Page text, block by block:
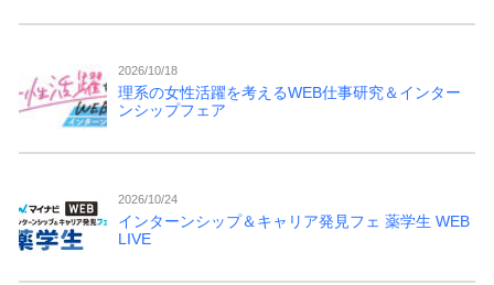
2026/10/18
理系の女性活躍を考えるWEB仕事研究＆インター
ンシップフェア
2026/10/24
インターンシップ＆キャリア発見フェ 薬学生 WEB
LIVE